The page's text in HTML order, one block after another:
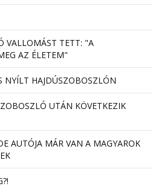
VALLOMÁST TETT: "A
AZ ÉLETEM"
NYÍLT HAJDÚSZOBOSZLÓN
UTÁN KÖVETKEZIK
AUTÓJA MÁR VAN A MAGYAROK